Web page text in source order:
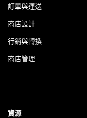
訂單與運送
商店設計
行銷與轉換
商店管理
資源